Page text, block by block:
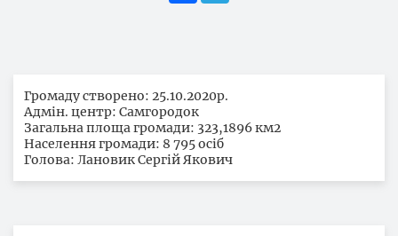
Громаду створено: 25.10.2020р.
Адмін. центр: Самгородок
Загальна площа громади: 323,1896 км2
Населення громади: 8 795 осіб
Голова: Лановик Сергій Якович